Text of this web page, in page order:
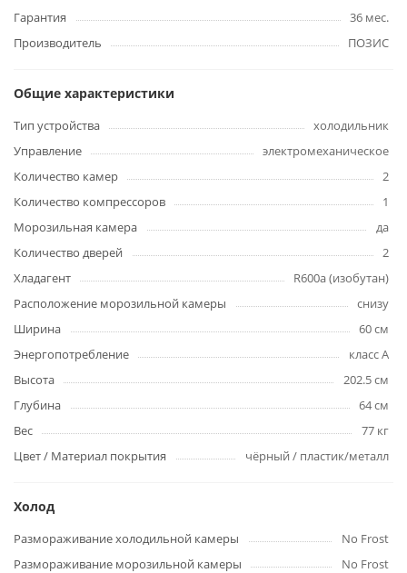
Гарантия
36 мес.
Производитель
ПОЗИС
Общие характеристики
Тип устройства
холодильник
Управление
электромеханическое
Количество камер
2
Количество компрессоров
1
Морозильная камера
да
Количество дверей
2
Хладагент
R600a (изобутан)
Расположение морозильной камеры
снизу
Ширина
60 см
Энергопотребление
класс A
Высота
202.5 см
Глубина
64 см
Вес
77 кг
Цвет / Материал покрытия
чёрный / пластик/металл
Холод
Размораживание холодильной камеры
No Frost
Размораживание морозильной камеры
No Frost